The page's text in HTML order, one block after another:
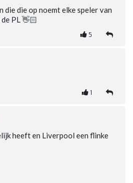
die die op noemt elke speler van
PL 👋🏻
5
1
heeft en Liverpool een flinke